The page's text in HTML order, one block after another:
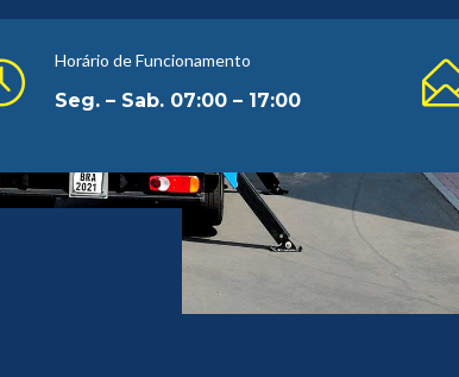
Horário de Funcionamento
Seg. – Sab. 07:00 – 17:00